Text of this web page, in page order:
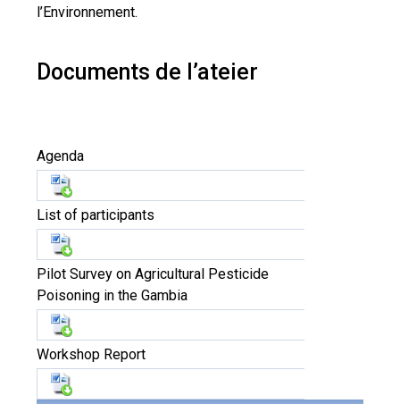
l’Environnement.
Documents de l’ateier
Agenda
List of participants
Pilot Survey on Agricultural Pesticide
Poisoning in the Gambia
Workshop Report